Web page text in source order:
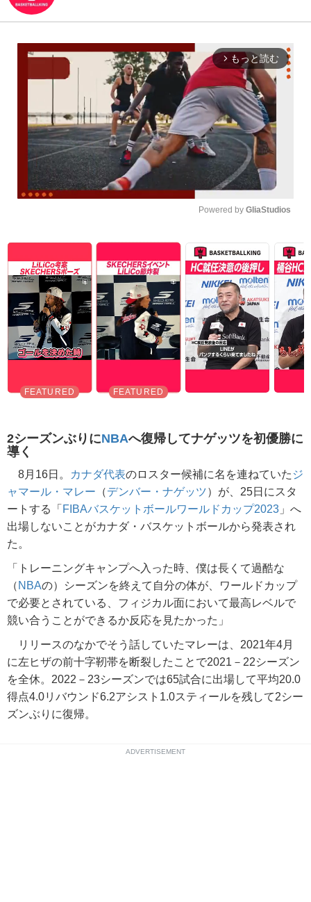
arrow_forward_ios もっと読む
Powered by GliaStudios
2シーズンぶりにNBAへ復帰してナゲッツを初優勝に
導く
8月16日。 カナダ代表のロスター候補に名を連ねていた ジ
ャマール・マレー （デンバー・ナゲッツ）が、25日にスタ
ートする「 FIBAバスケットボールワールドカップ2023 」へ
出場しないことがカナダ・バスケットボールから発表され
た。
「トレーニングキャンプへ入った時、僕は長くて過酷な
（ NBAの）シーズンを終えて自分の体が、ワールドカップ
で必要とされている、フィジカル面において最高レベルで
競い合うことができるか反応を見たかった」
リリースのなかでそう話していたマレーは、2021年4月
に左ヒザの前十字靭帯を断裂したことで2021－22シーズン
を全休。2022－23シーズンでは65試合に出場して平均20.0
得点4.0リバウンド6.2アシスト1.0スティールを残して2シー
ズンぶりに復帰。
ADVERTISEMENT